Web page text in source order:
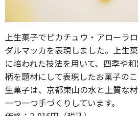
上生菓子でピカチュウ・アローラ
ダルマッカを表現しました。上生
に培われた技法を用いて、四季や
柄を題材にして表現したお菓子の
生菓子は、京都東山の水と上質な
一つ一つ手づくりしています。